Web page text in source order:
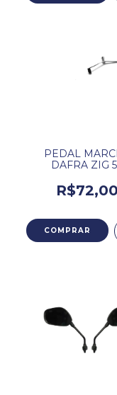
PEDAL
DAFRA ZIG
R$72,00